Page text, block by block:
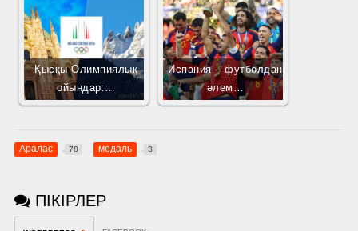
Қысқы Олимпиялық
ойындар:…
Испания – футболдан
әлем…
Аралас 78 медаль 3
ПІКІРЛЕР